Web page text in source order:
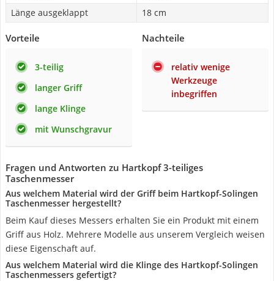
Länge ausgeklappt
18 cm
Vorteile
3-teilig
langer Griff
lange Klinge
mit Wunschgravur
Nachteile
relativ wenige
Werkzeuge
inbegriffen
Fragen und Antworten zu Hartkopf 3-teiliges
Taschenmesser
Aus welchem Material wird der Griff beim Hartkopf-Solingen
Taschenmesser hergestellt?
Beim Kauf dieses Messers erhalten Sie ein Produkt mit einem
Griff aus Holz. Mehrere Modelle aus unserem Vergleich weisen
diese Eigenschaft auf.
Aus welchem Material wird die Klinge des Hartkopf-Solingen
Taschenmessers gefertigt?